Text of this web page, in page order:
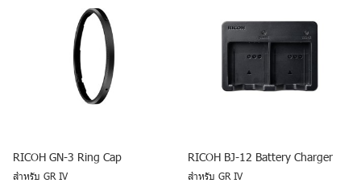
RICOH GN-3 Ring Cap
สำหรับ GR IV
RICOH BJ-12 Battery Charger
สำหรับ GR IV